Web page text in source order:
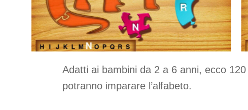
Adatti ai bambini da 2 a 6 anni, ecco
potranno imparare l’alfabeto.